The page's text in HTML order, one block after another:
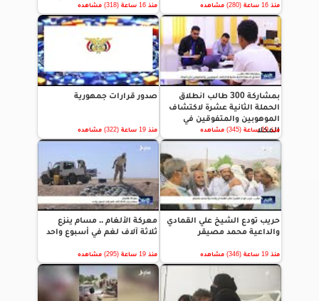
منذ 16 ساعة (280) مشاهده منذ 16 ساعة (318) مشاهده
بمشاركة 300 طالب انطلاق
الحملة الثانية عشرة لاكتشاف
الموهوبين والمتفوقين في
المكلا
منذ 19 ساعة (345) مشاهده
صدور قرارات جمهورية
منذ 19 ساعة (322) مشاهده
حريب تودع الشيخ علي القمادي
والداعية محمد مصيقر
منذ 19 ساعة (346) مشاهده
معركة الألغام .. مسام ينزع
ثلاثة آلاف لغم في أسبوع واحد
منذ 19 ساعة (295) مشاهده